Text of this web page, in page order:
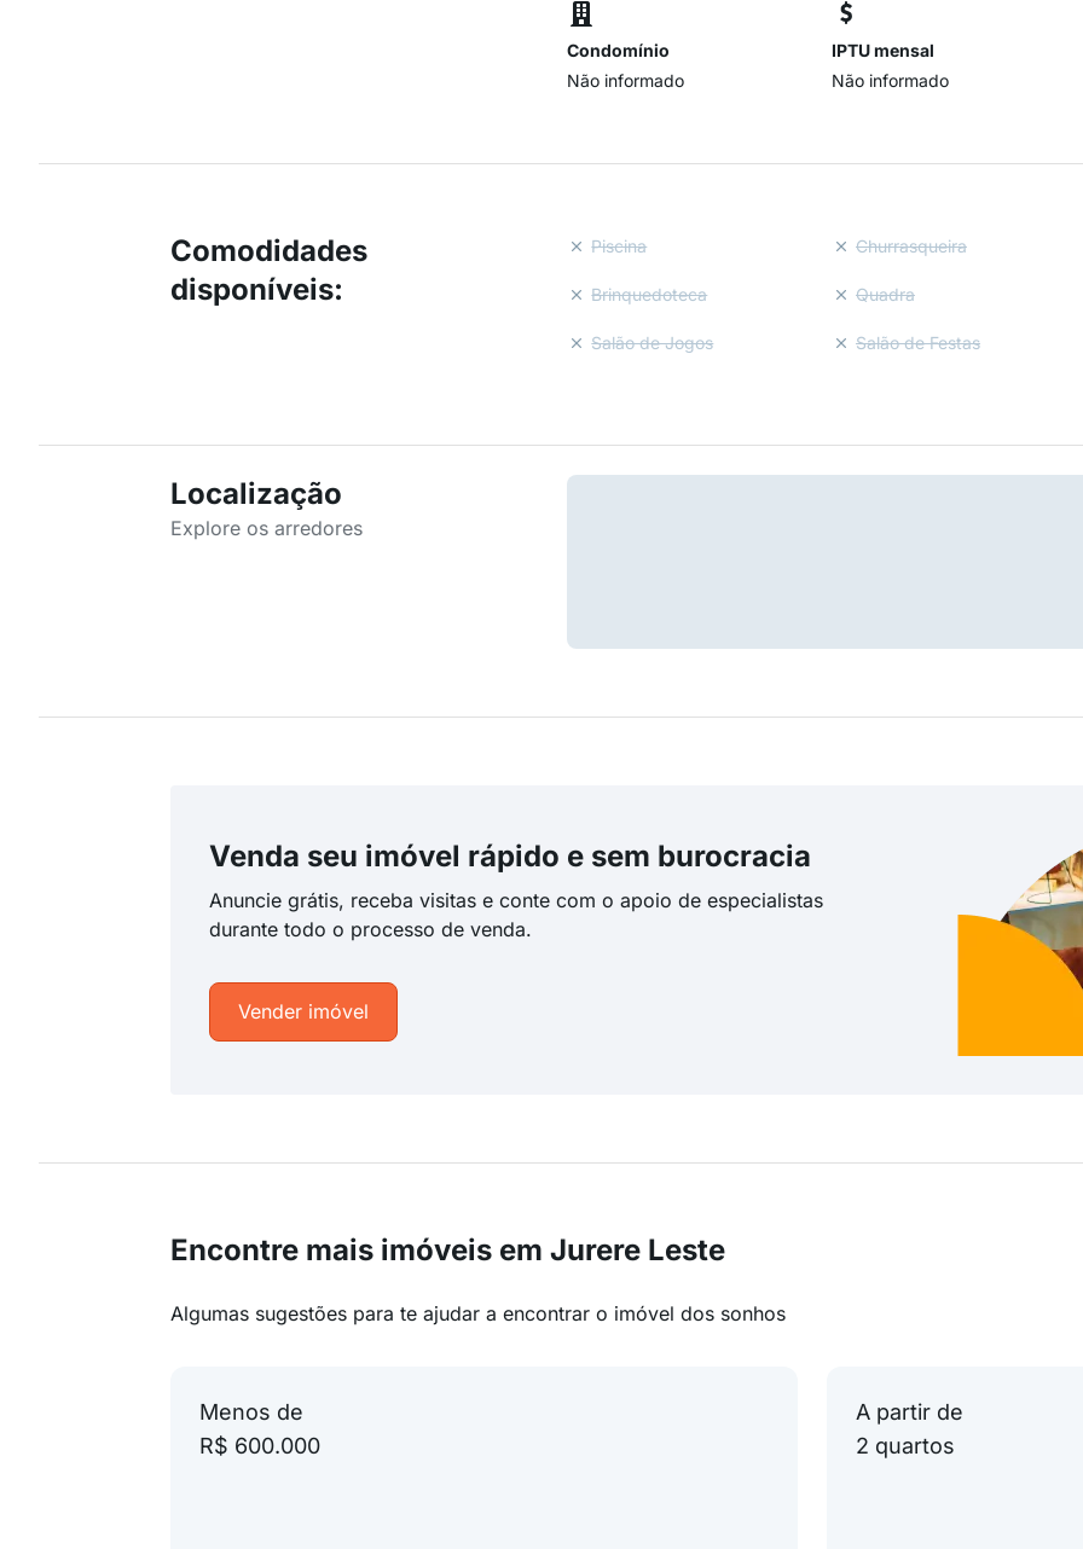
Condomínio
Não informado
IPTU mensal
Não informado
Comodidades
disponíveis:
Piscina Churrasqueira
Brinquedoteca Quadra
Salão de Jogos Salão de Festas
Localização
Explore os arredores
Venda seu imóvel rápido e sem burocracia
Anuncie grátis, receba visitas e conte com o apoio de especialistas
durante todo o processo de venda.
Vender imóvel
Encontre mais imóveis em Jurere Leste
Algumas sugestões para te ajudar a encontrar o imóvel dos sonhos
Menos de
R$ 600.000
A partir de
2 quartos